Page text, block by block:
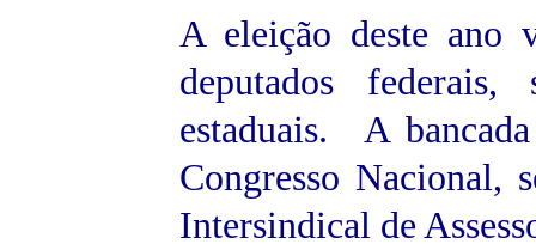
A eleição deste ano
deputados federais,
estaduais. A
Congresso Nacional,
Intersindical de